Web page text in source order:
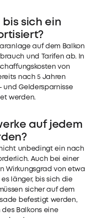
sich ein
auf dem Balkon
und Tarifen ab. In
von
nach 5 Jahren
und Geldersparnisse
werden.
auf jedem
unbedingt ein nach
Auch bei einer
Wirkungsgrad von etwa
länger, bis sich die
sicher auf dem
befestigt werden,
Balkons eine